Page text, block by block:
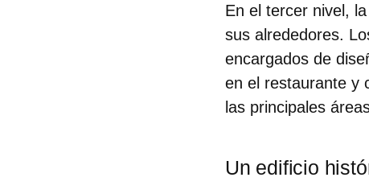
En el tercer nivel,
sus alrededores.
encargados de
en el restaurante y
las principales
Un edificio